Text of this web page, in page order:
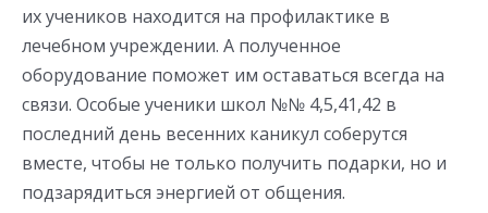
их учеников находится на профилактике в
лечебном учреждении. А полученное
оборудование поможет им оставаться всегда на
связи. Особые ученики школ №№ 4,5,41,42 в
последний день весенних каникул соберутся
вместе, чтобы не только получить подарки, но и
подзарядиться энергией от общения.